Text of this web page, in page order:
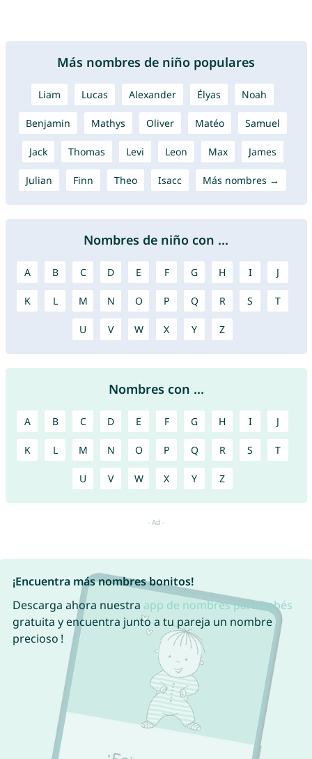
Más nombres de niño populares
Liam Lucas Alexander Élyas Noah
Benjamin Mathys Oliver Matéo Samuel
Jack Thomas Levi Leon Max James
Julian Finn Theo Isacc Más nombres →
Nombres de niño con ...
A B C D E F G H I J
K L M N O P Q R S T
U V W X Y Z
Nombres con ...
A B C D E F G H I J
K L M N O P Q R S T
U V W X Y Z
¡Encuentra más nombres bonitos!
Descarga ahora nuestra app de nombres para bebés
gratuita y encuentra junto a tu pareja un nombre
precioso !